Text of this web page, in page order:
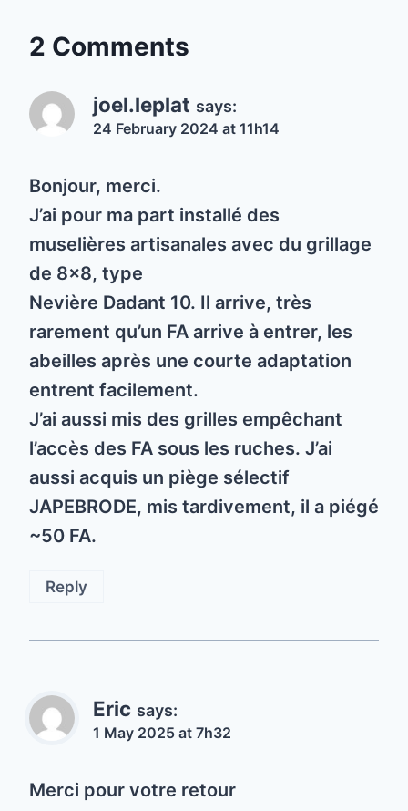
2 Comments
joel.leplat says:
24 February 2024 at 11h14
Bonjour, merci.
J’ai pour ma part installé des
muselières artisanales avec du grillage
de 8×8, type
Nevière Dadant 10. Il arrive, très
rarement qu’un FA arrive à entrer, les
abeilles après une courte adaptation
entrent facilement.
J’ai aussi mis des grilles empêchant
l’accès des FA sous les ruches. J’ai
aussi acquis un piège sélectif
JAPEBRODE, mis tardivement, il a piégé
~50 FA.
Reply
Eric says:
1 May 2025 at 7h32
Merci pour votre retour